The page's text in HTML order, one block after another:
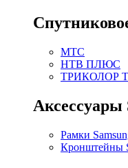
МТС
НТВ ПЛЮС
ТРИКОЛОР
Аксессуары
Рамки
Кронштейны